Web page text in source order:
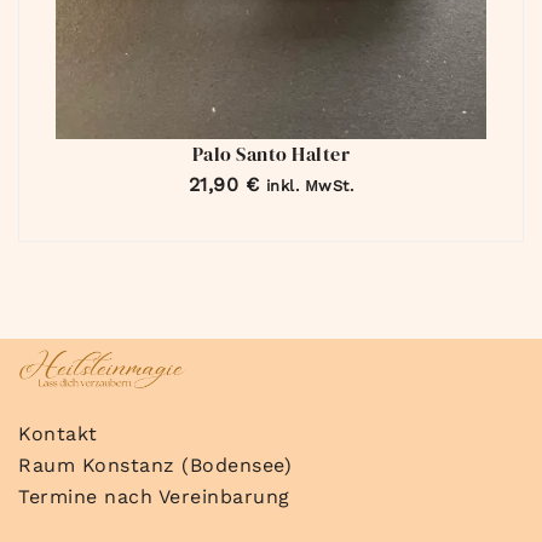
Palo Santo Halter
21,90 € inkl. MwSt.
Kontakt
Raum Konstanz (Bodensee)
Termine nach Vereinbarung